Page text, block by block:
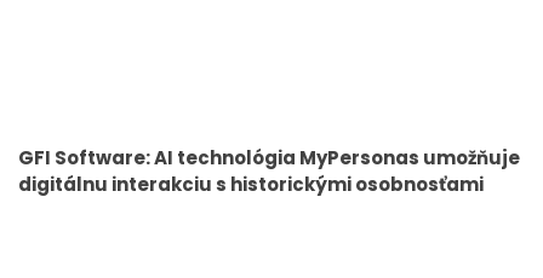
GFI Software: AI technológia MyPersonas umožňuje
digitálnu interakciu s historickými osobnosťami